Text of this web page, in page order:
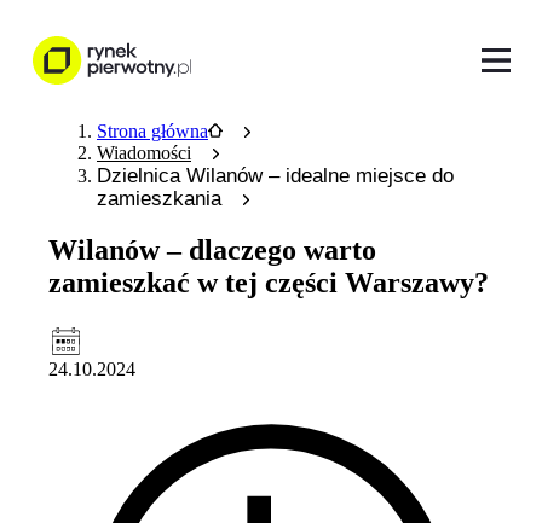
Strona główna
Wiadomości
Dzielnica Wilanów – idealne miejsce do
zamieszkania
Wilanów – dlaczego warto
zamieszkać w tej części Warszawy?
24.10.2024